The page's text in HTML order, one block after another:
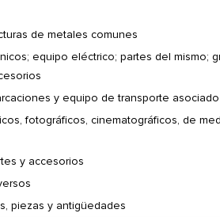
de metales comunes
equipo eléctrico; partes del
y equipo de transporte asociado
fotográficos, cinematográficos, de
y accesorios
piezas y antigüedades